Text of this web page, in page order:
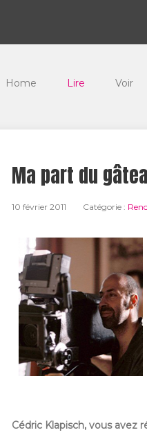
Home Lire Voir
Ma part du
10 février 2011 Catégorie :
Cédric Klapisch, vous avez